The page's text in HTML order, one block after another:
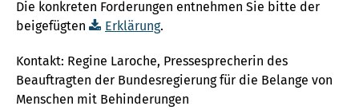
Die konkreten Forderungen entnehmen Sie bitte der
beigefügten
Erklärung.
Kontakt: Regine Laroche, Pressesprecherin des
Beauftragten der Bundesregierung für die Belange von
Menschen mit Behinderungen